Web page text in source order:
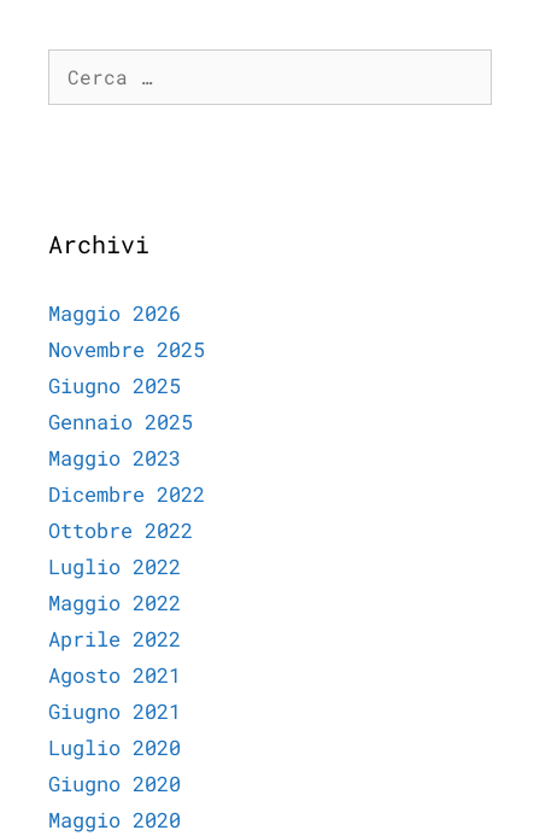
Archivi
Maggio 2026
Novembre 2025
Giugno 2025
Gennaio 2025
Maggio 2023
Dicembre 2022
Ottobre 2022
Luglio 2022
Maggio 2022
Aprile 2022
Agosto 2021
Giugno 2021
Luglio 2020
Giugno 2020
Maggio 2020